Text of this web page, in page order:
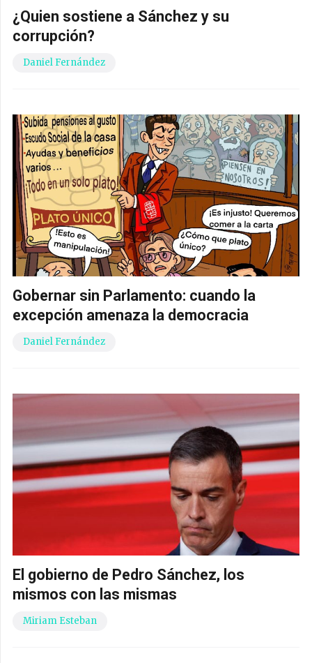
¿Quien sostiene a Sánchez y su
corrupción?
Daniel Fernández
Gobernar sin Parlamento: cuando la
excepción amenaza la democracia
Daniel Fernández
El gobierno de Pedro Sánchez, los
mismos con las mismas
Miriam Esteban